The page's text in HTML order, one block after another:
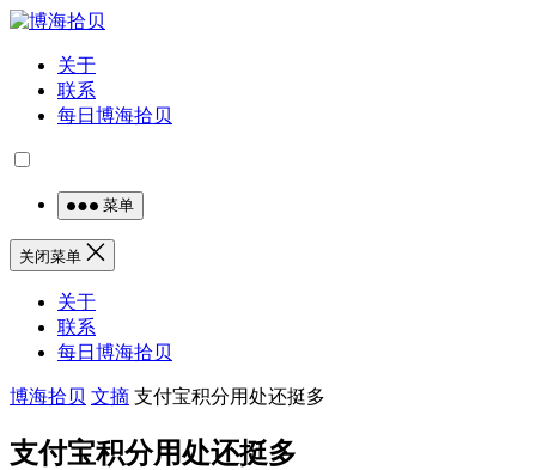
关于
联系
每日博海拾贝
菜单
关闭菜单
关于
联系
每日博海拾贝
博海拾贝 文摘 支付宝积分用处还挺多
支付宝积分用处还挺多